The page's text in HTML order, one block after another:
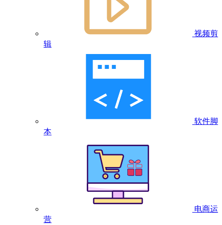
视频剪
辑
软件脚
本
电商运
营